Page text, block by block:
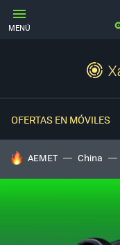
MENÚ
OFERTAS EN MÓVILES
HOY SE HABLA DE
AEMET China